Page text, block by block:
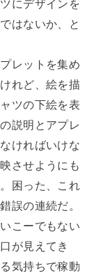
にデザインを
はないか、と
レットを集め
れど、絵を描
ツの下絵を表
説明とアプレ
ければいけな
させようにも
困った、これ
誤の連続だ。
こーでもない
が見えてき
気持ちで稼動